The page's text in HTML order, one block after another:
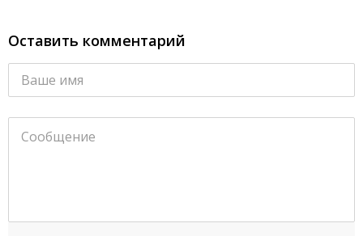
Оставить комментарий